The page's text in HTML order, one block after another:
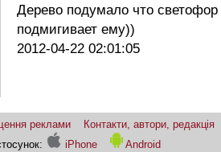
Дерево подумало что светофор
подмигивает ему))
2012-04-22 02:01:05
реклами
Контакти, автори, редакція
iPhone
Android